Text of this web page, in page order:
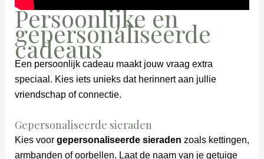
Persoonlijke en
gepersonaliseerde
cadeaus
Een persoonlijk cadeau maakt jouw vraag extra
speciaal. Kies iets unieks dat herinnert aan jullie
vriendschap of connectie.
Gepersonaliseerde sieraden
Kies voor gepersonaliseerde sieraden zoals kettingen,
armbanden of oorbellen. Laat de naam van je getuige